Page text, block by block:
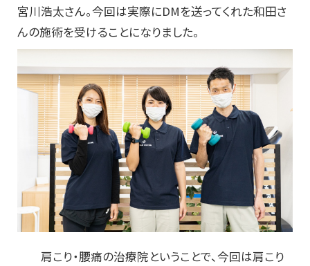
宮川浩太さん。今回は実際にDMを送ってくれた和田さ
んの施術を受けることになりました。
肩こり・腰痛の治療院ということで、今回は肩こり